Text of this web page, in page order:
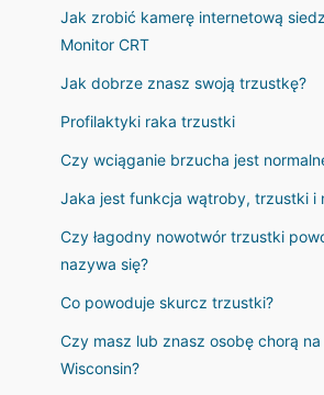
Jak zrobić kamerę internetową
Monitor CRT
Jak dobrze znasz swoją trzustkę?
Profilaktyki raka trzustki
Czy wciąganie brzucha jest
Jaka jest funkcja wątroby, trzustki i
Czy łagodny nowotwór trzustki
nazywa się?
Co powoduje skurcz trzustki?
Czy masz lub znasz osobę chorą
Wisconsin?